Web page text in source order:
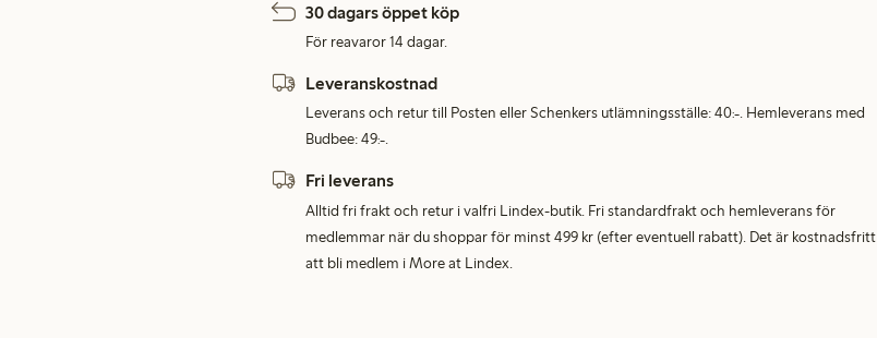
30 dagars öppet köp
För reavaror 14 dagar.
Leveranskostnad
Leverans och retur till Posten eller Schenkers utlämningsställe: 40:-. Hemleverans med
Budbee: 49:-.
Fri leverans
Alltid fri frakt och retur i valfri Lindex-butik. Fri standardfrakt och hemleverans för
medlemmar när du shoppar för minst 499 kr (efter eventuell rabatt). Det är kostnadsfritt
att bli medlem i More at Lindex.